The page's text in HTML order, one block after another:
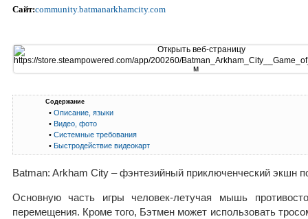
Сайт:community.batmanarkhamcity.com
Содержание
• Описание, языки
• Видео, фото
• Системные требования
• Быстродействие видеокарт
Batman: Arkham City – фэнтезийный приключенческий экшн
Основную часть игры человек-летучая мышь
перемещения. Кроме того, Бэтмен может использовать